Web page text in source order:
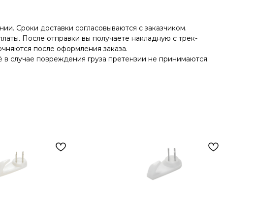
Сроки доставки согласовываются с заказчиком.
После отправки вы получаете накладную с трек-
после оформления заказа.
случае повреждения груза претензии не принимаются.